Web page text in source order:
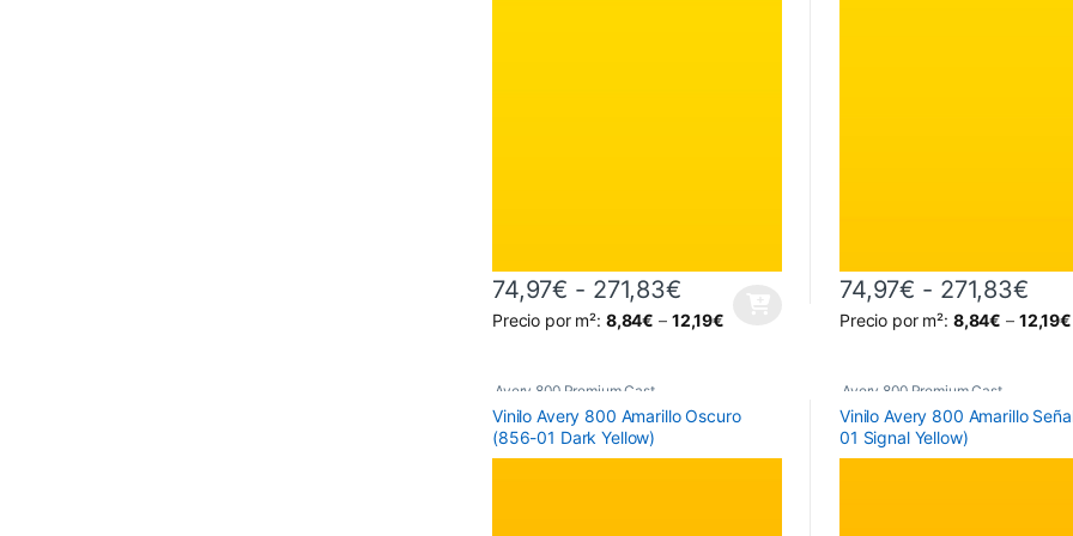
74,97€ - 271,83€Rango de precios: desde 74,97€
Precio por m²: 8,84€ – 12,19€
Este producto tiene múltiples variantes. Las opciones se pueden elegir en
74,97€ - 271,83€
Precio por m²: 8,84€ – 12,19€
Este producto tiene múltiples
Avery 800 Premium Cast
Vinilo Avery 800 Amarillo Oscuro
(856-01 Dark Yellow)
Avery 800 Premium Cast
Vinilo Avery 800 Amarillo
01 Signal Yellow)